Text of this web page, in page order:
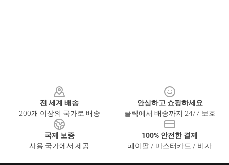
전 세계 배송
200개 이상의 국가로 배송
안심하고 쇼핑하세요
클릭에서 배송까지 24/7 보호
국제 보증
사용 국가에서 제공
100% 안전한 결제
페이팔 / 마스터카드 / 비자